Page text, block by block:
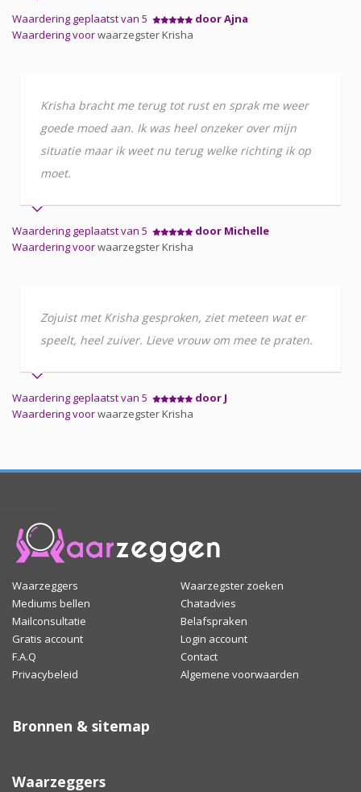
Waardering geplaatst van 5
door Ajna
Waardering voorwaarzegster Krisha
Krisha bracht me terug tot rust en sprak me weer
goede moed aan. Ik was heel onzeker over mijn
situatie maar ik weet nu terug welke richting ik op
moet.
Waardering geplaatst van 5
door Michelle
Waardering voorwaarzegster Krisha
Zojuist met Krisha gesproken, ziet meteen wat er
speelt, heel zuiver. Lieve vrouw om mee te praten.
Waardering geplaatst van 5
door J
Waardering voorwaarzegster Krisha
Waarzeggers
Waarzegster zoeken
Mediums bellen
Chatadvies
Mailconsultatie
Belafspraken
Gratis account
Login account
F.A.Q
Contact
Privacybeleid
Algemene voorwaarden
Bronnen & sitemap
Waarzeggers